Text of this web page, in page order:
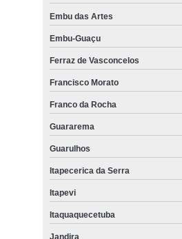
Embu das Artes
Embu-Guaçu
Ferraz de Vasconcelos
Francisco Morato
Franco da Rocha
Guararema
Guarulhos
Itapecerica da Serra
Itapevi
Itaquaquecetuba
Jandira